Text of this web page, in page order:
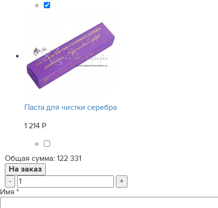
Паста для чистки серебра
1 214 Р
Общая сумма: 122 331
-
+
Имя *